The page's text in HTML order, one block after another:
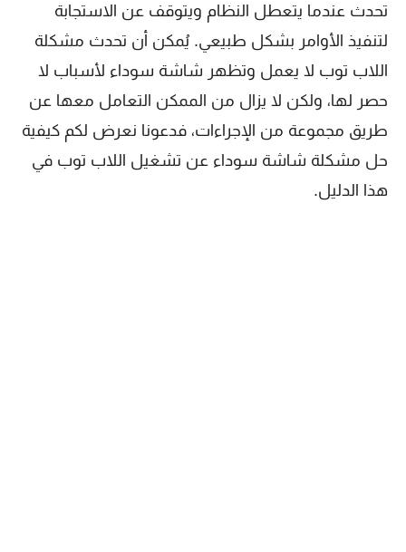
تحدث عندما يتعطل النظام ويتوقف عن الاستجابة
لتنفيذ الأوامر بشكل طبيعي. يُمكن أن تحدث مشكلة
اللاب توب لا يعمل وتظهر شاشة سوداء لأسباب لا
حصر لها، ولكن لا يزال من الممكن التعامل معها عن
طريق مجموعة من الإجراءات، فدعونا نعرض لكم كيفية
حل مشكلة شاشة سوداء عن تشغيل اللاب توب في
هذا الدليل.